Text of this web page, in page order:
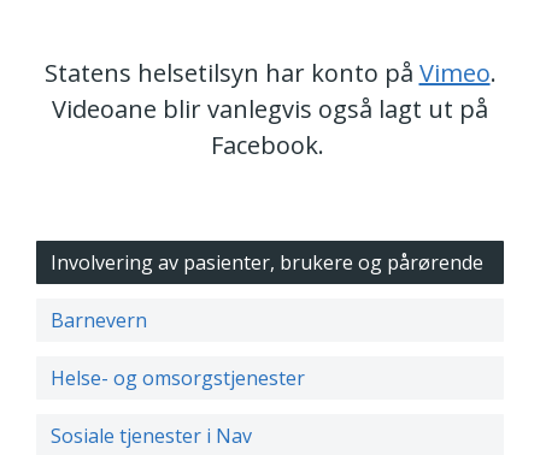
Statens helsetilsyn har konto på Vimeo.
Videoane blir vanlegvis også lagt ut på
Facebook.
Involvering av pasienter, brukere og pårørende
Barnevern
Helse- og omsorgstjenester
Sosiale tjenester i Nav